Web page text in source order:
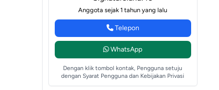
Anggota sejak 1 tahun yang lalu
Telepon
WhatsApp
Dengan klik tombol kontak, Pengguna setuju
dengan Syarat Pengguna dan Kebijakan Privasi